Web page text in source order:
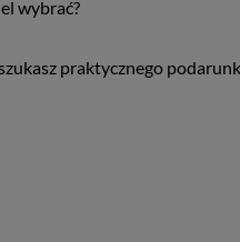
wybrać?
praktycznego